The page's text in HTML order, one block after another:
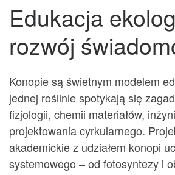
Edukacja
rozwój
Konopie są świetnym modelem
jednej roślinie spotykają się
fizjologii, chemii materiałów,
projektowania cyrkularnego.
akademickie z udziałem konopi
systemowego – od fotosyntezy i